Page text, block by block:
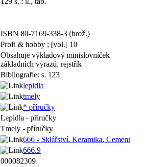
ISBN 80-7169-338-3 (brož.)
Profi & hobby ; [vol.] 10
Obsahuje výkladový minislovníček
základních výrazů, rejstřík
Bibliografie: s. 123
lepidla
tmely
* příručky
Lepidla - příručky
Tmely - příručky
666 - Sklářství. Keramika. Cement
666.9
000082309